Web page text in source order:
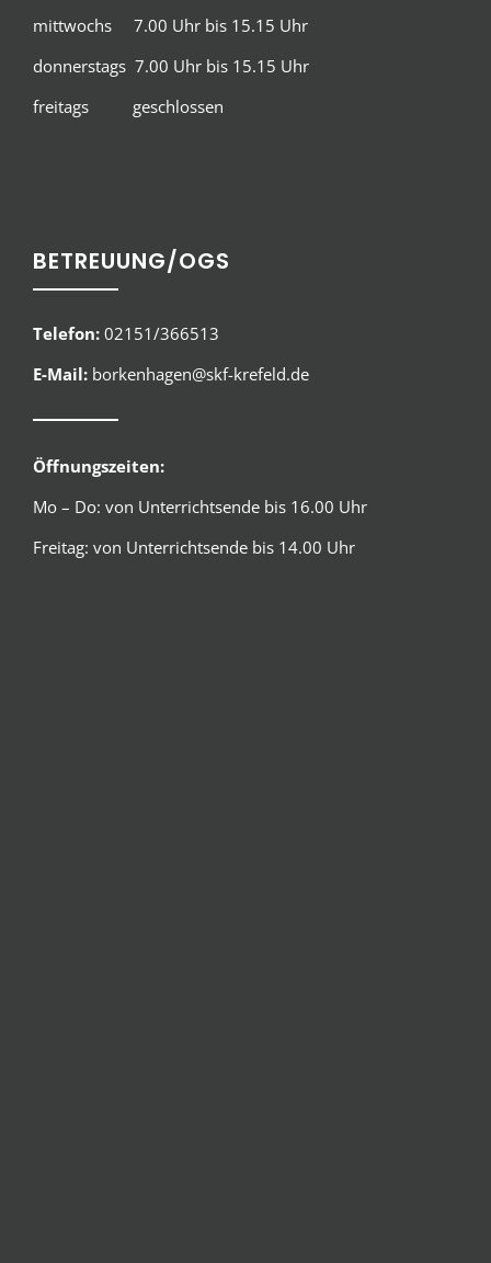
mittwochs 7.00 Uhr bis 15.15 Uhr
donnerstags 7.00 Uhr bis 15.15 Uhr
freitags geschlossen
BETREUUNG/OGS
Telefon: 02151/366513
E-Mail: borkenhagen@skf-krefeld.de
Öffnungszeiten:
Mo – Do: von Unterrichtsende bis 16.00 Uhr
Freitag: von Unterrichtsende bis 14.00 Uhr